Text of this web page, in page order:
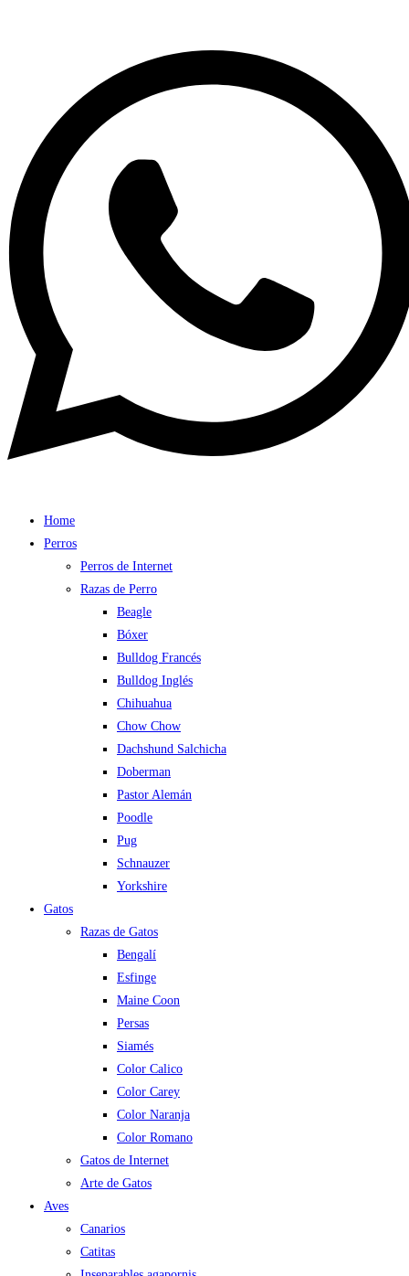
Home
Perros
Perros de Internet
Razas de Perro
Beagle
Bóxer
Bulldog Francés
Bulldog Inglés
Chihuahua
Chow Chow
Dachshund Salchicha
Doberman
Pastor Alemán
Poodle
Pug
Schnauzer
Yorkshire
Gatos
Razas de Gatos
Bengalí
Esfinge
Maine Coon
Persas
Siamés
Color Calico
Color Carey
Color Naranja
Color Romano
Gatos de Internet
Arte de Gatos
Aves
Canarios
Catitas